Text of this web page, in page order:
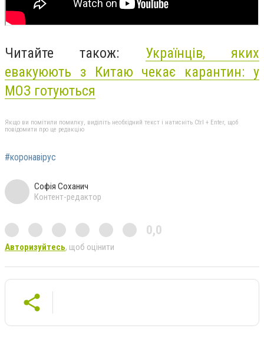
Читайте також: Українців, яких
евакуюють з Китаю чекає карантин: у
МОЗ готуються
Якщо ви помітили помилку, виділіть необхідний текст і натисніть Ctrl + Enter, щоб
повідомити про це редакцію
#коронавірус
Софія Соханич
Контент-редактор
0,0
Авторизуйтесь, щоб оцінити